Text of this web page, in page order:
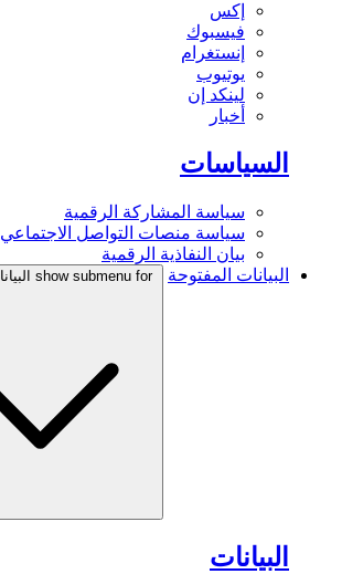
إكس
فيسبوك
إنستغرام
يوتيوب
لينكد إن
أخبار
السياسات
سياسة المشاركة الرقمية
سياسة منصات التواصل الاجتماعي
بيان النفاذية الرقمية
البيانات المفتوحة
show submenu for البيانات المفتوحة
البيانات